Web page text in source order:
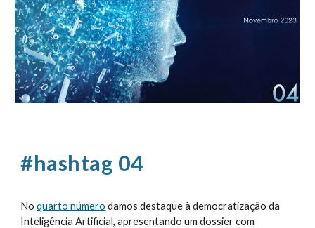
#hashtag 04
Noquarto número damos destaque à democratização da
Inteligência Artificial, apresentando um dossier com